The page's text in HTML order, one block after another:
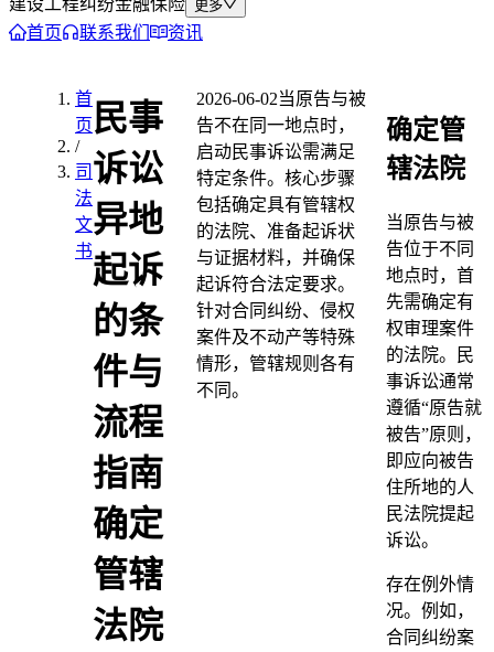
建设工程纠纷金融保险 更多
首页 联系我们 资讯
首
页
/
司
法
文
书
民事
诉讼
异地
起诉
的条
件与
流程
指南
确定
管辖
法院
2026-06-02当原告与被
告不在同一地点时，
启动民事诉讼需满足
特定条件。核心步骤
包括确定具有管辖权
的法院、准备起诉状
与证据材料，并确保
起诉符合法定要求。
针对合同纠纷、侵权
案件及不动产等特殊
情形，管辖规则各有
不同。
确定管
辖法院
当原告与被
告位于不同
地点时，首
先需确定有
权审理案件
的法院。民
事诉讼通常
遵循“原告就
被告”原则，
即应向被告
住所地的人
民法院提起
诉讼。
存在例外情
况。例如，
合同纠纷案